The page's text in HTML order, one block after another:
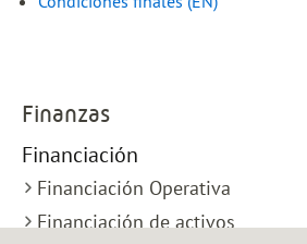
Finanzas
Financiación
Financiación Operativa
Financiación de activos